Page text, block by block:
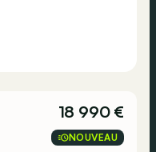
18 990 €
NOUVEAU